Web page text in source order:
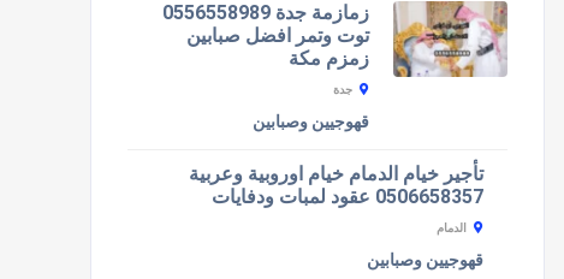
زمازمة جدة 0556558989
توت وتمر افضل صبابين
زمزم مكة
جدة
قهوجيين وصبابين
تأجير خيام الدمام خيام اوروبية وعربية
0506658357 عقود لمبات ودفايات
الدمام
قهوجيين وصبابين